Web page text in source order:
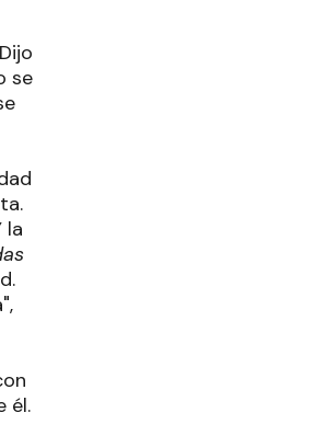
se
la
él.